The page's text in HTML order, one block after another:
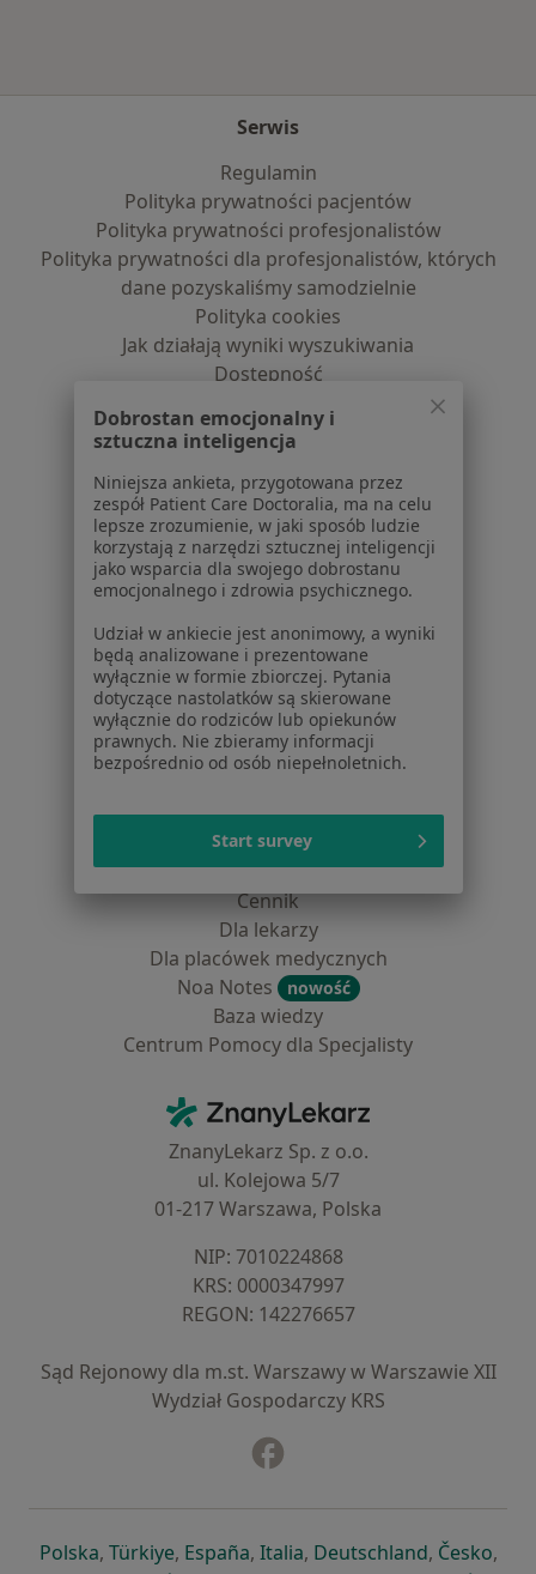
Serwis
Regulamin
Polityka prywatności pacjentów
Polityka prywatności profesjonalistów
Polityka prywatności dla profesjonalistów, których
dane pozyskaliśmy samodzielnie
Polityka cookies
Jak działają wyniki wyszukiwania
Dostępność
Praca Rekrutujemy!
Partnerzy
Centrum prasowe
Kontakt
Dla pacjentów
Lekarze
Placówki medyczne
Pytania i odpowiedzi
Usługi i zabiegi
Choroby
Pomoc
Aplikacje mobilne
Blog dla pacjentów
Dla profesjonalistów
Cennik
Dla lekarzy
Dla placówek medycznych
Noa Notes
nowość
Baza wiedzy
Centrum Pomocy dla Specjalisty
ZnanyLekarz - Strona główna
ZnanyLekarz Sp. z o.o.
ul. Kolejowa 5/7
01-217 Warszawa, Polska
NIP: ⁠7010224868
KRS: ⁠0000347997
REGON: ⁠142276657
Sąd Rejonowy dla m.st. Warszawy w Warszawie XII
Wydział Gospodarczy KRS
Polskaotwiera się w nowej karcie
, Türkiyeotwiera się w nowej karcie
, Españaotwiera się w nowej karcie
, Italiaotwiera się w nowej
, Deutschlandotwiera się
, Česko,
Dobrostan emocjonalny i
sztuczna inteligencja
Niniejsza ankieta, przygotowana przez
zespół Patient Care Doctoralia, ma na celu
lepsze zrozumienie, w jaki sposób ludzie
korzystają z narzędzi sztucznej inteligencji
jako wsparcia dla swojego dobrostanu
emocjonalnego i zdrowia psychicznego.
Udział w ankiecie jest anonimowy, a wyniki
będą analizowane i prezentowane
wyłącznie w formie zbiorczej. Pytania
dotyczące nastolatków są skierowane
wyłącznie do rodziców lub opiekunów
prawnych. Nie zbieramy informacji
bezpośrednio od osób niepełnoletnich.
Start survey